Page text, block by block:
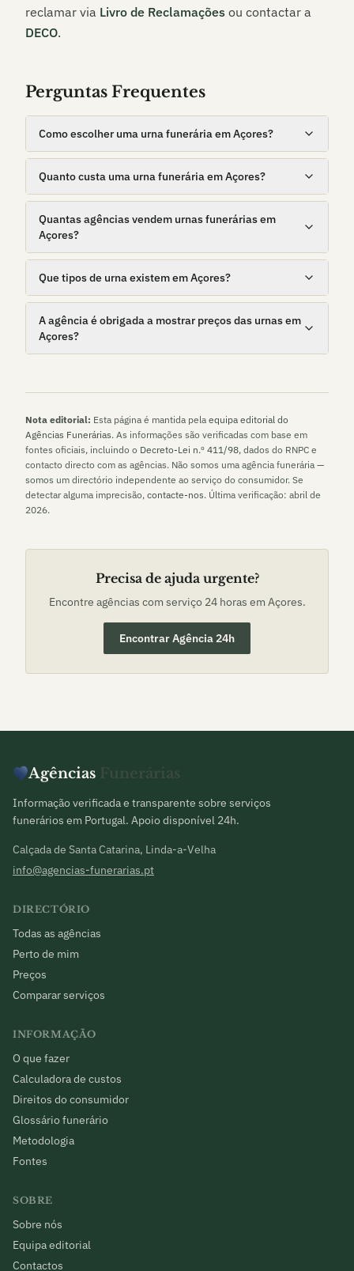
reclamar via Livro de Reclamações ou contactar a
DECO.
Perguntas Frequentes
Como escolher uma urna funerária em Açores?
Quanto custa uma urna funerária em Açores?
Quantas agências vendem urnas funerárias em
Açores?
Que tipos de urna existem em Açores?
A agência é obrigada a mostrar preços das urnas em
Açores?
Nota editorial: Esta página é mantida pela equipa editorial do
Agências Funerárias. As informações são verificadas com base em
fontes oficiais, incluindo o Decreto-Lei n.º 411/98, dados do RNPC e
contacto directo com as agências. Não somos uma agência funerária —
somos um directório independente ao serviço do consumidor. Se
detectar alguma imprecisão, contacte-nos. Última verificação: abril de
2026.
Precisa de ajuda urgente?
Encontre agências com serviço 24 horas em Açores.
Encontrar Agência 24h
Agências Funerárias
Informação verificada e transparente sobre serviços
funerários em Portugal. Apoio disponível 24h.
Calçada de Santa Catarina, Linda-a-Velha
info@agencias-funerarias.pt
DIRECTÓRIO
Todas as agências
Perto de mim
Preços
Comparar serviços
INFORMAÇÃO
O que fazer
Calculadora de custos
Direitos do consumidor
Glossário funerário
Metodologia
Fontes
SOBRE
Sobre nós
Equipa editorial
Contactos